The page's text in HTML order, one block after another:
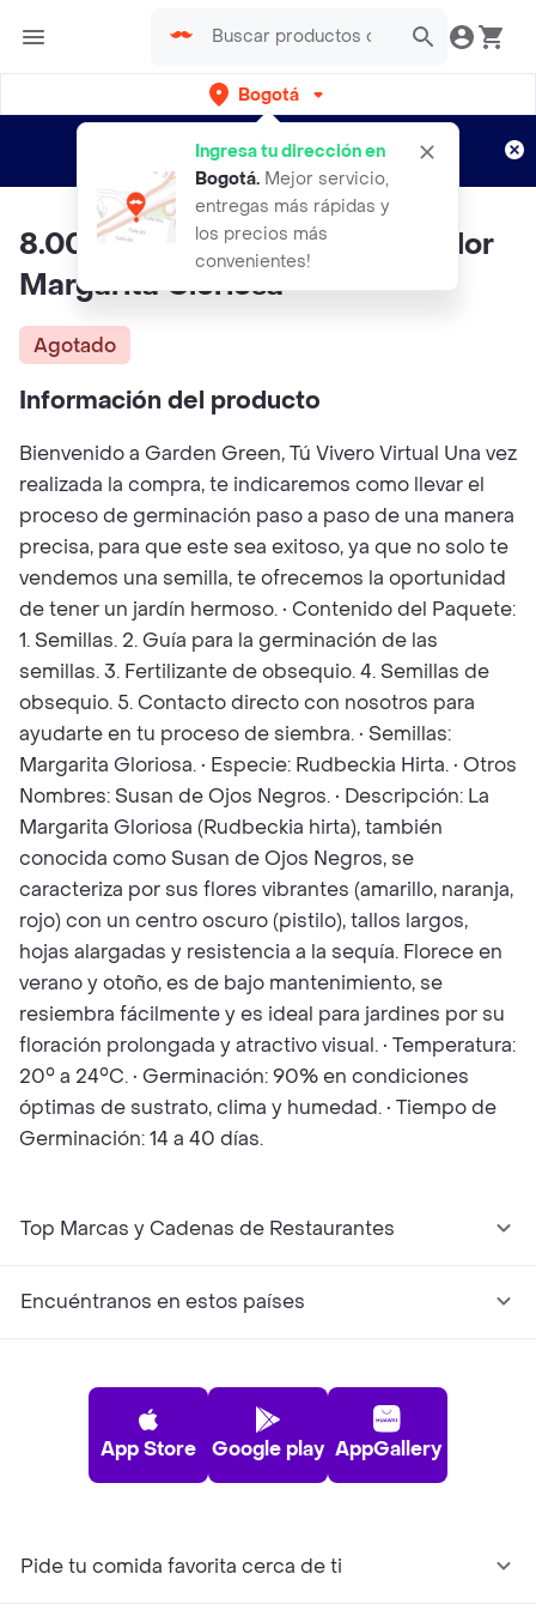
Bogotá
Ingresa tu dirección en
Bogotá. Mejor servicio,
entregas más rápidas y
los precios más
convenientes!
envíos gratis por semanas
Aplican TyC
8.000 Semillas Orgánicas De Flor
Margarita Gloriosa
Agotado
Información del producto
Bienvenido a Garden Green, Tú Vivero Virtual Una vez
realizada la compra, te indicaremos como llevar el
proceso de germinación paso a paso de una manera
precisa, para que este sea exitoso, ya que no solo te
vendemos una semilla, te ofrecemos la oportunidad
de tener un jardín hermoso. • Contenido del Paquete:
1. Semillas. 2. Guía para la germinación de las
semillas. 3. Fertilizante de obsequio. 4. Semillas de
obsequio. 5. Contacto directo con nosotros para
ayudarte en tu proceso de siembra. • Semillas:
Margarita Gloriosa. • Especie: Rudbeckia Hirta. • Otros
Nombres: Susan de Ojos Negros. • Descripción: La
Margarita Gloriosa (Rudbeckia hirta), también
conocida como Susan de Ojos Negros, se
caracteriza por sus flores vibrantes (amarillo, naranja,
rojo) con un centro oscuro (pistilo), tallos largos,
hojas alargadas y resistencia a la sequía. Florece en
verano y otoño, es de bajo mantenimiento, se
resiembra fácilmente y es ideal para jardines por su
floración prolongada y atractivo visual. • Temperatura:
20° a 24°C. • Germinación: 90% en condiciones
óptimas de sustrato, clima y humedad. • Tiempo de
Germinación: 14 a 40 días.
Top Marcas y Cadenas de Restaurantes
Encuéntranos en estos países
App Store Google play AppGallery
Pide tu comida favorita cerca de ti